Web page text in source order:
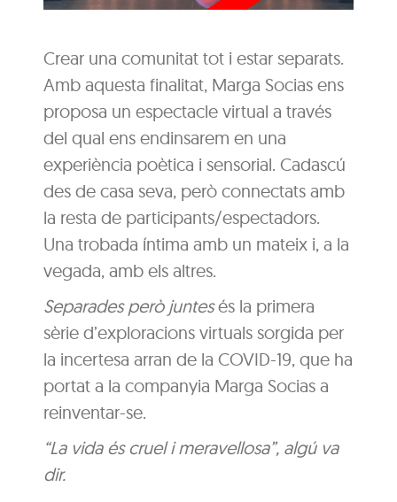
Crear una comunitat tot i estar separats.
Amb aquesta finalitat, Marga Socias ens
proposa un espectacle virtual a través
del qual ens endinsarem en una
experiència poètica i sensorial. Cadascú
des de casa seva, però connectats amb
la resta de participants/espectadors.
Una trobada íntima amb un mateix i, a la
vegada, amb els altres.
Separades però juntesés la primera
sèrie d’exploracions virtuals sorgida per
la incertesa arran de la COVID-19, que ha
portat a la companyia Marga Socias a
reinventar-se.
“La vida és cruel i meravellosa”, algú va
dir.